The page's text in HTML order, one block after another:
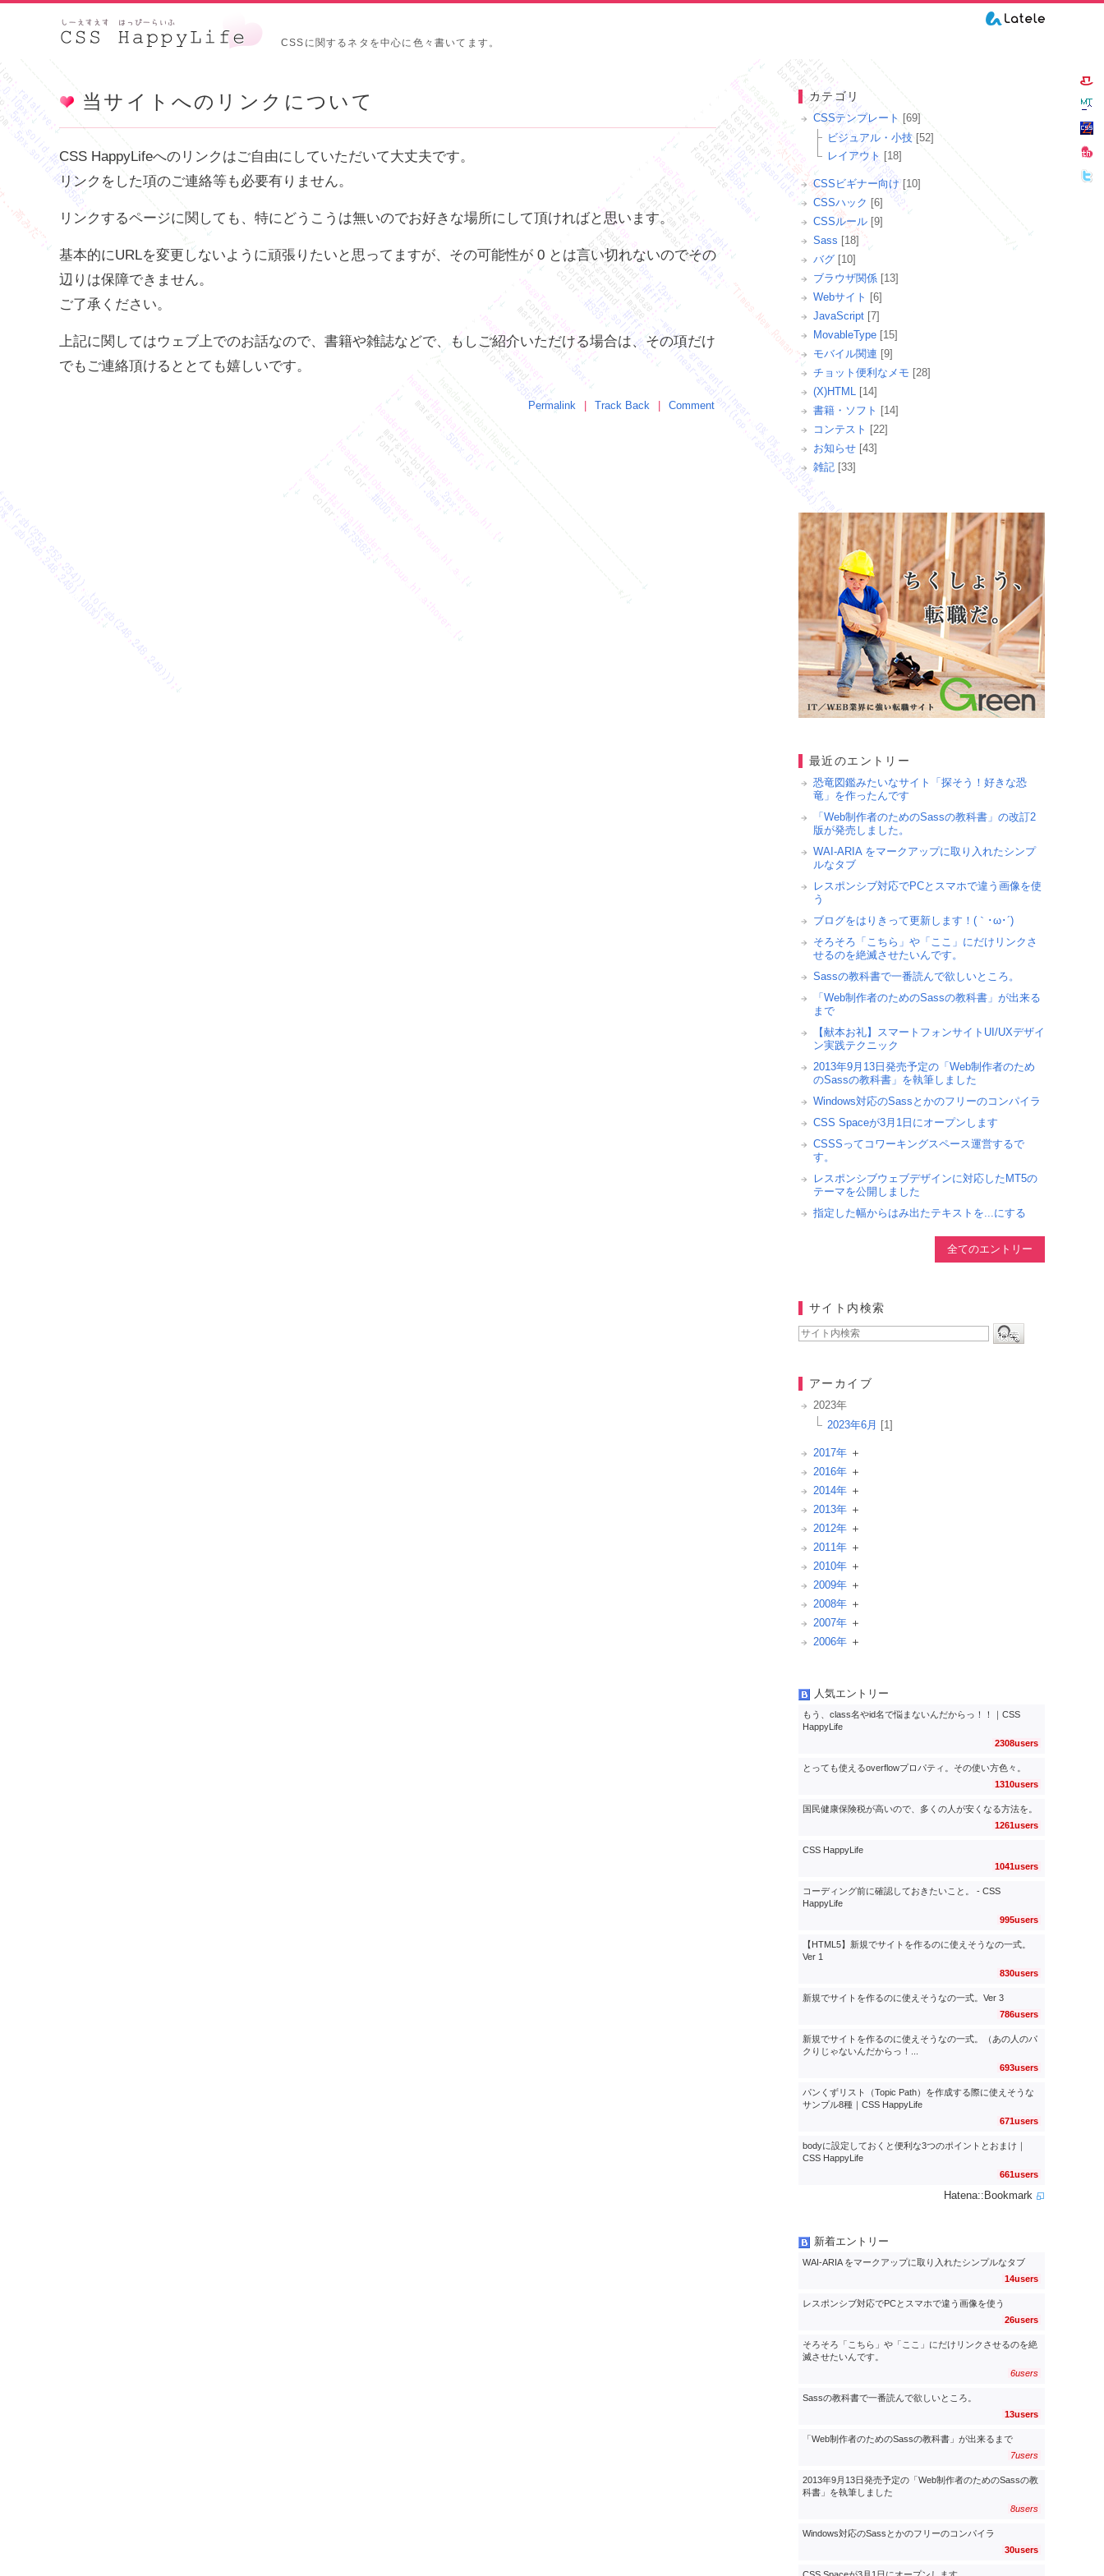
CSSに関するネタを中心に色々書いてます。
当サイトへのリンクについて
CSS HappyLifeへのリンクはご自由にしていただいて大丈夫です。
リンクをした項のご連絡等も必要有りません。
リンクするページに関しても、特にどうこうは無いのでお好きな場所にして頂ければと思います。
基本的にURLを変更しないように頑張りたいと思ってますが、その可能性が 0 とは言い切れないのでその
辺りは保障できません。
ご了承ください。
上記に関してはウェブ上でのお話なので、書籍や雑誌などで、もしご紹介いただける場合は、その項だけ
でもご連絡頂けるととても嬉しいです。
Permalink Track Back Comment
カテゴリ
CSSテンプレート [69]
ビジュアル・小技 [52]
レイアウト [18]
CSSビギナー向け[10]
CSSハック [6]
CSSルール [9]
Sass [18]
バグ [10]
ブラウザ関係 [13]
Webサイト [6]
JavaScript [7]
MovableType [15]
モバイル関連 [9]
チョット便利なメモ [28]
(X)HTML [14]
書籍・ソフト [14]
コンテスト [22]
お知らせ [43]
雑記 [33]
最近のエントリー
恐竜図鑑みたいなサイト「探そう！好きな恐
竜」を作ったんです
「Web制作者のためのSassの教科書」の改訂2
版が発売しました。
WAI-ARIA をマークアップに取り入れたシンプ
ルなタブ
レスポンシブ対応でPCとスマホで違う画像を使
う
ブログをはりきって更新します！(｀･ω･´)ゞ
そろそろ「こちら」や「ここ」にだけリンクさ
せるのを絶滅させたいんです。
Sassの教科書で一番読んで欲しいところ。
「Web制作者のためのSassの教科書」が出来る
まで
【献本お礼】スマートフォンサイトUI/UXデザイ
ン実践テクニック
2013年9月13日発売予定の「Web制作者のため
のSassの教科書」を執筆しました
Windows対応のSassとかのフリーのコンパイラ
CSS Spaceが3月1日にオープンします
CSSSってコワーキングスペース運営するで
す。
レスポンシブウェブデザインに対応したMT5の
テーマを公開しました
指定した幅からはみ出たテキストを...にする
全てのエントリー
サイト内検索
アーカイブ
2023年
2023年6月 [1]
2017年
2016年
2014年
2013年
2012年
2011年
2010年
2009年
2008年
2007年
2006年
人気エントリー
もう、class名やid名で悩まないんだからっ！！｜CSS
HappyLife
2308users
とっても使えるoverflowプロパティ。その使い方色々。
1310users
国民健康保険税が高いので、多くの人が安くなる方法を。
1261users
CSS HappyLife
1041users
コーディング前に確認しておきたいこと。 - CSS
HappyLife
995users
【HTML5】新規でサイトを作るのに使えそうなの一式。
Ver 1
830users
新規でサイトを作るのに使えそうなの一式。Ver 3
786users
新規でサイトを作るのに使えそうなの一式。（あの人のパ
クりじゃないんだからっ！...
693users
パンくずリスト（Topic Path）を作成する際に使えそうな
サンプル8種｜CSS HappyLife
671users
bodyに設定しておくと便利な3つのポイントとおまけ｜
CSS HappyLife
661users
Hatena::Bookmark
新着エントリー
WAI-ARIA をマークアップに取り入れたシンプルなタブ
14users
レスポンシブ対応でPCとスマホで違う画像を使う
26users
そろそろ「こちら」や「ここ」にだけリンクさせるのを絶
滅させたいんです。
6users
Sassの教科書で一番読んで欲しいところ。
13users
「Web制作者のためのSassの教科書」が出来るまで
7users
2013年9月13日発売予定の「Web制作者のためのSassの教
科書」を執筆しました
8users
Windows対応のSassとかのフリーのコンパイラ
30users